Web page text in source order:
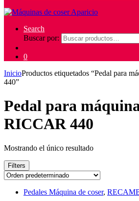
Search
Buscar por:
0
InicioProductos etiquetados “Pedal para
440”
Pedal para
RICCAR 440
Mostrando el único resultado
Filters
Pedales Máquina de coser,